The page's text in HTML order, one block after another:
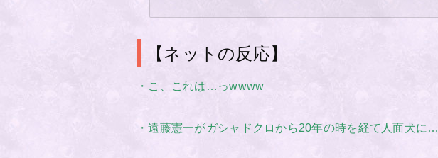
【ネットの反応】
・こ、これは…っwwww
・遠藤憲一がガシャドクロから20年の時を経て人面犬に…